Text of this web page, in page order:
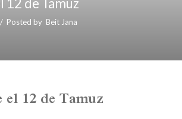
/ Posted by Beit Jana
12 de Tamuz